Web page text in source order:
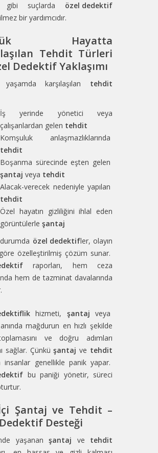
gibi suçlarda özel dedektif
bir yardımcıdır.
Hayatta
Tehdit Türleri
Dedektif Yaklaşımı
yaşamda karşılaşılan tehdit
İş yerinde yönetici veya
çalışanlardan gelen tehdit
Komşuluk anlaşmazlıklarında
tehdit
Boşanma sürecinde eşten gelen
şantaj veya tehdit
Alacak-verecek nedeniyle yapılan
tehdit
Özel hayatın gizliliğini ihlal eden
görüntülerle şantaj
özel dedektifler, olayın
özelleştirilmiş çözüm sunar.
raporları, hem ceza
hem de tazminat davalarında
hizmeti, şantaj veya
anında mağdurun en hızlı şekilde
ve doğru adımları
sağlar. Çünküşantaj ve tehdit
insanlar genellikle panik yapar.
bu paniği yönetir, süreci
Şantaj ve Tehdit –
Desteği
yaşananşantaj ve tehdit